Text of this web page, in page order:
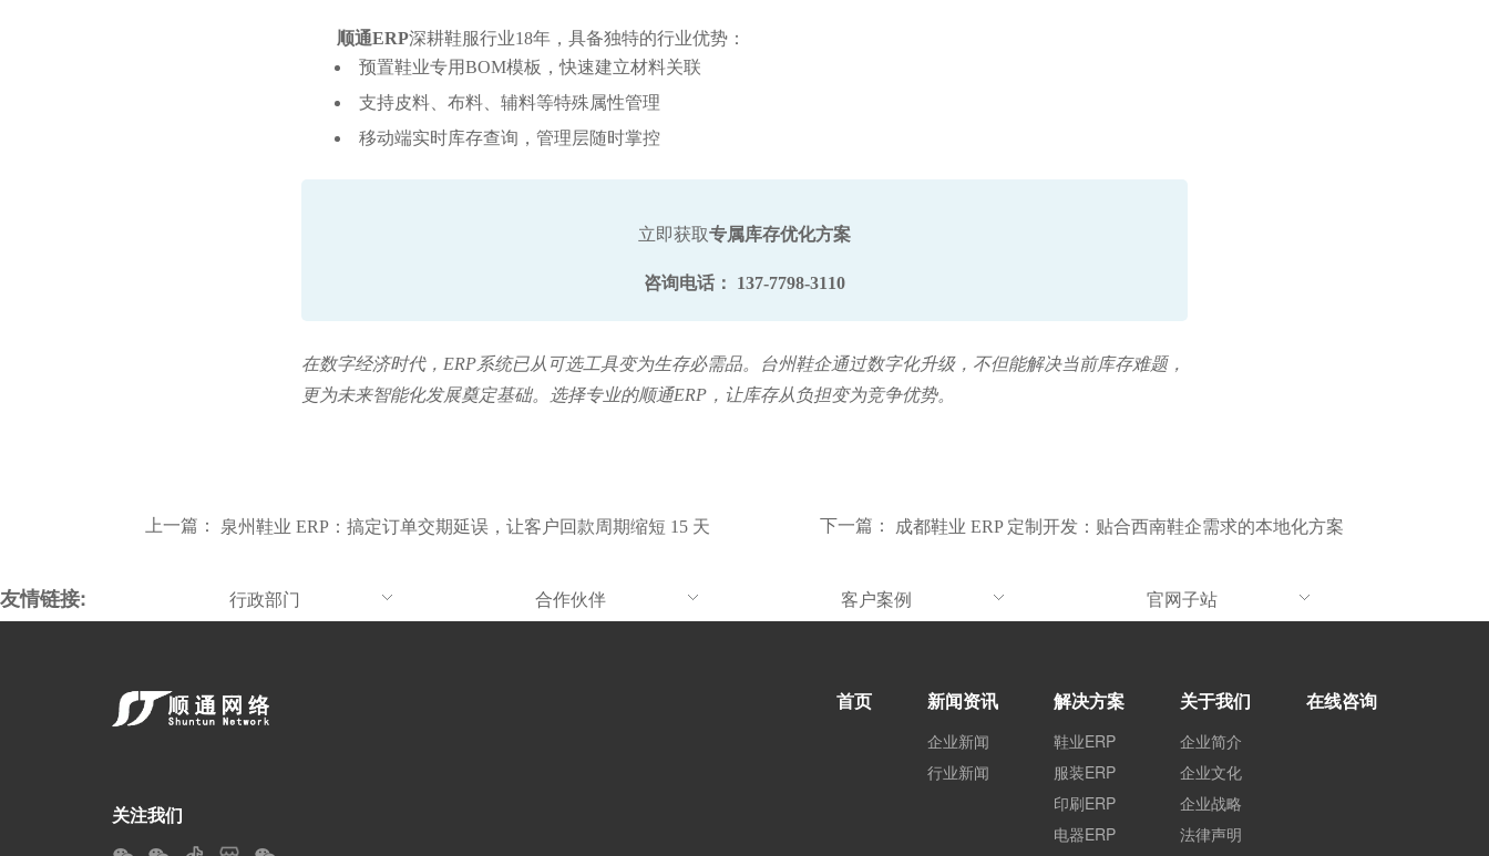
顺通ERP深耕鞋服行业18年，具备独特的行业优势：
预置鞋业专用BOM模板，快速建立材料关联
支持皮料、布料、辅料等特殊属性管理
移动端实时库存查询，管理层随时掌控
立即获取专属库存优化方案
咨询电话： 137-7798-3110
在数字经济时代，ERP系统已从可选工具变为生存必需品。台州鞋企通过数字化升级，不但能解决当前库存难题，
更为未来智能化发展奠定基础。选择专业的顺通ERP，让库存从负担变为竞争优势。
上一篇： 泉州鞋业 ERP：搞定订单交期延误，让客户回款周期缩短 15 天 下一篇： 成都鞋业 ERP 定制开发：贴合西南鞋企需求的本地化方案
友情链接: 行政部门 合作伙伴 客户案例 官网子站
关注我们
首页 新闻资讯
企业新闻
行业新闻
解决方案
鞋业ERP
服装ERP
印刷ERP
电器ERP
关于我们
企业简介
企业文化
企业战略
法律声明
在线咨询